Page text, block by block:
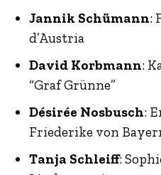
Jannik Schümann:
d’Austria
David Korbmann:
“Graf Grünne”
Désirée Nosbusch:
Friederike von
Tanja Schleiff: